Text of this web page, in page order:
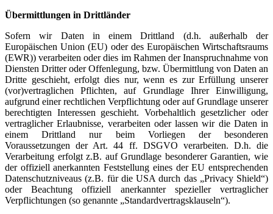
Übermittlungen in Drittländer
Sofern wir Daten in einem Drittland (d.h. außerhalb der
Europäischen Union (EU) oder des Europäischen Wirtschaftsraums
(EWR)) verarbeiten oder dies im Rahmen der Inanspruchnahme von
Diensten Dritter oder Offenlegung, bzw. Übermittlung von Daten an
Dritte geschieht, erfolgt dies nur, wenn es zur Erfüllung unserer
(vor)vertraglichen Pflichten, auf Grundlage Ihrer Einwilligung,
aufgrund einer rechtlichen Verpflichtung oder auf Grundlage unserer
berechtigten Interessen geschieht. Vorbehaltlich gesetzlicher oder
vertraglicher Erlaubnisse, verarbeiten oder lassen wir die Daten in
einem Drittland nur beim Vorliegen der besonderen
Voraussetzungen der Art. 44 ff. DSGVO verarbeiten. D.h. die
Verarbeitung erfolgt z.B. auf Grundlage besonderer Garantien, wie
der offiziell anerkannten Feststellung eines der EU entsprechenden
Datenschutzniveaus (z.B. für die USA durch das „Privacy Shield“)
oder Beachtung offiziell anerkannter spezieller vertraglicher
Verpflichtungen (so genannte „Standardvertragsklauseln“).